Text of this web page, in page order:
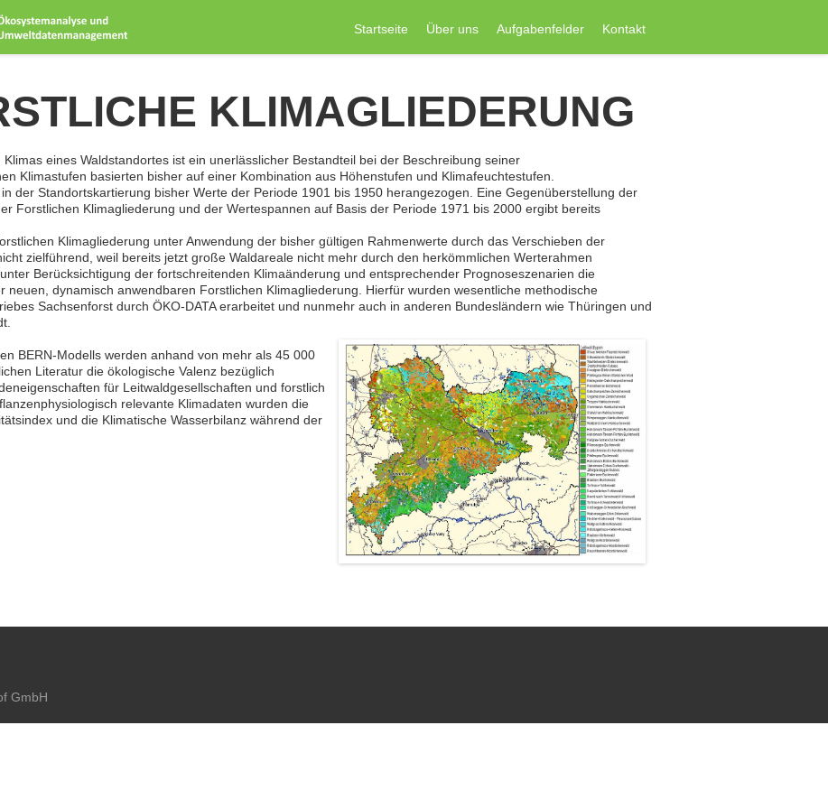
Startseite Über uns Aufgabenfelder Kontakt
KLIMAGLIEDERUNG
eines Waldstandortes ist ein unerlässlicher Bestandteil bei der Beschreibung seiner
Klimastufen basierten bisher auf einer Kombination aus Höhenstufen und Klimafeuchtestufen.
der Standortskartierung bisher Werte der Periode 1901 bis 1950 herangezogen. Eine Gegenüberstellung der
Forstlichen Klimagliederung und der Wertespannen auf Basis der Periode 1971 bis 2000 ergibt bereits
Klimagliederung unter Anwendung der bisher gültigen Rahmenwerte durch das Verschieben der
zielführend, weil bereits jetzt große Waldareale nicht mehr durch den herkömmlichen Werterahmen
Berücksichtigung der fortschreitenden Klimaänderung und entsprechender Prognoseszenarien die
neuen, dynamisch anwendbaren Forstlichen Klimagliederung. Hierfür wurden wesentliche methodische
Sachsenforst durch ÖKO-DATA erarbeitet und nunmehr auch in anderen Bundesländern wie Thüringen und
BERN-Modells werden anhand von mehr als 45 000
Literatur die ökologische Valenz bezüglich
für Leitwaldgesellschaften und forstlich
relevante Klimadaten wurden die
und die Klimatische Wasserbilanz während der
GmbH